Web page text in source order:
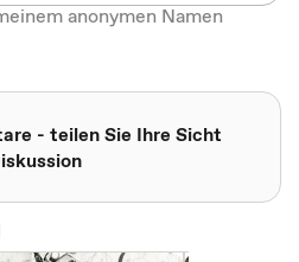
anonymen Namen
- teilen Sie Ihre Sicht